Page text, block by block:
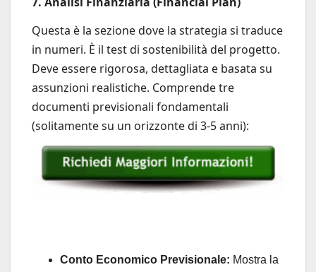
Questa è la sezione dove la strategia si traduce
in numeri. È il test di sostenibilità del progetto.
Deve essere rigorosa, dettagliata e basata su
assunzioni realistiche. Comprende tre
documenti previsionali fondamentali
(solitamente su un orizzonte di 3-5 anni):
Conto Economico Previsionale: Mostra la